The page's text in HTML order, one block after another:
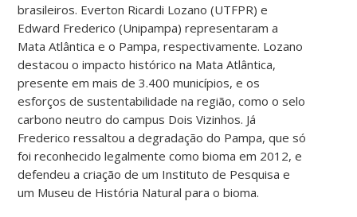
brasileiros. Everton Ricardi Lozano (UTFPR) e
Edward Frederico (Unipampa) representaram a
Mata Atlântica e o Pampa, respectivamente. Lozano
destacou o impacto histórico na Mata Atlântica,
presente em mais de 3.400 municípios, e os
esforços de sustentabilidade na região, como o selo
carbono neutro do campus Dois Vizinhos. Já
Frederico ressaltou a degradação do Pampa, que só
foi reconhecido legalmente como bioma em 2012, e
defendeu a criação de um Instituto de Pesquisa e
um Museu de História Natural para o bioma.